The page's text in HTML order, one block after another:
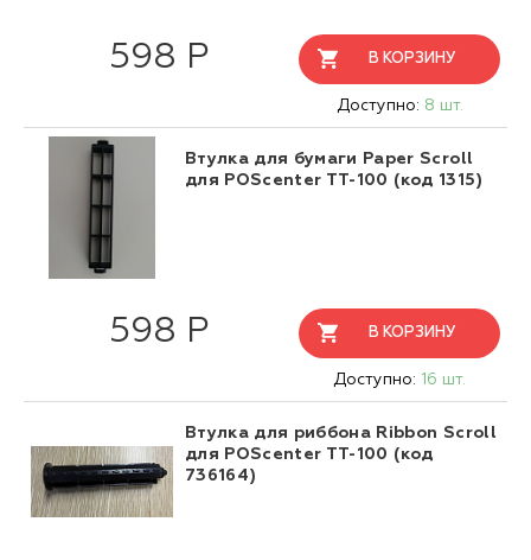
598 Р В КОРЗИНУ
Доступно: 8 шт.
Втулка для бумаги Paper Scroll
для POScenter TT-100 (код 1315)
598 Р В КОРЗИНУ
Доступно: 16 шт.
Втулка для риббона Ribbon Scroll
для POScenter TT-100 (код
736164)